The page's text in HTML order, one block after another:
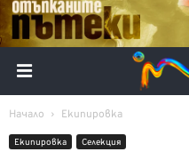
Начало Екипировка
Екипировка Селекция